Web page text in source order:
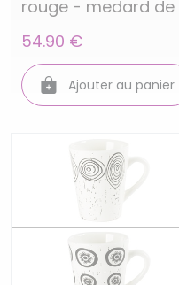
rouge - medard
54.90 €
Ajouter au panier